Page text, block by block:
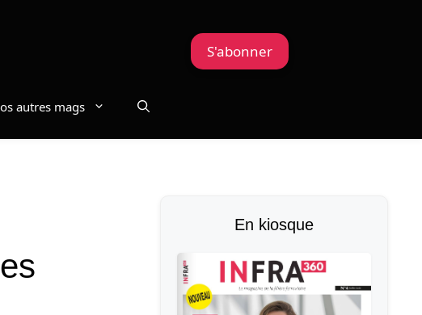
autres mags
S'abonner
En kiosque